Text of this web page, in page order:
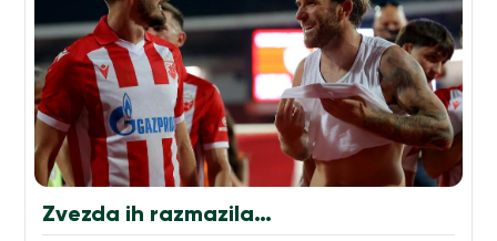
Zvezda ih razmazila…